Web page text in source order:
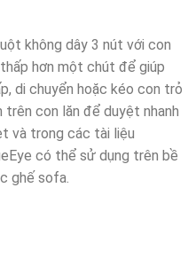
không dây 3 nút với con
hơn một chút để giúp
di chuyển hoặc kéo con trỏ
con lăn để duyệt nhanh
và trong các tài liệu
có thể sử dụng trên bề
ghế sofa.